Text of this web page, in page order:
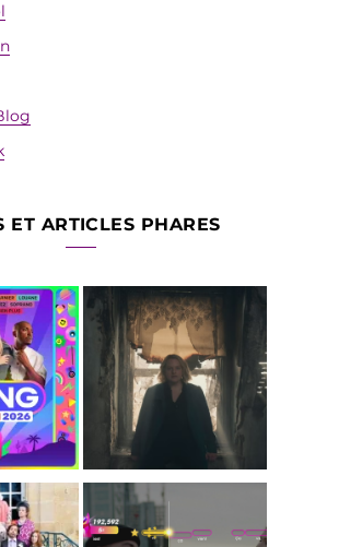
ET ARTICLES PHARES